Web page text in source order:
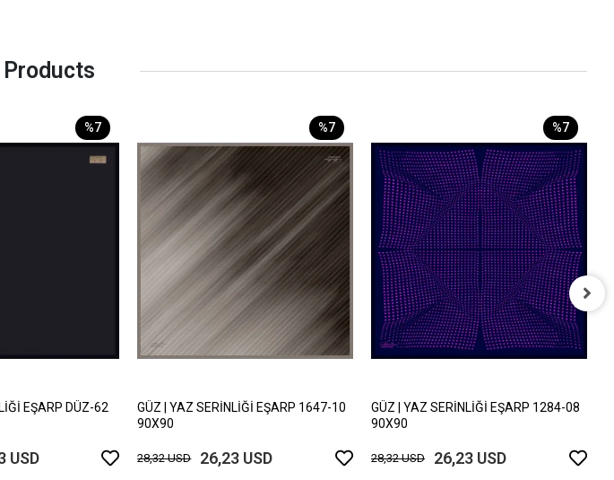
%7
EŞARP DÜZ-62
USD
%7
GÜZ | YAZ SERİNLİĞİ EŞARP 1647-10
90X90
28,32 USD 26,23 USD
%7
GÜZ | YAZ SERİNLİĞİ EŞARP 1284-08
90X90
28,32 USD 26,23 USD